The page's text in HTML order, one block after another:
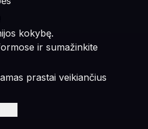
kokybę.
ir sumažinkite
prastai veikiančius